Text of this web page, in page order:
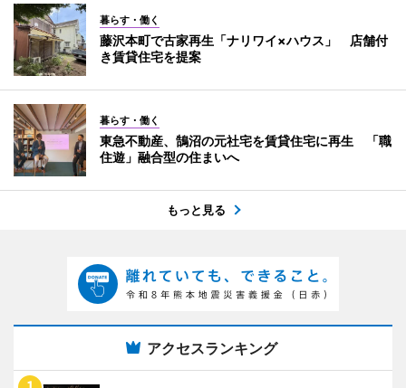
暮らす・働く
藤沢本町で古家再生「ナリワイ×ハウス」 店舗付
き賃貸住宅を提案
暮らす・働く
東急不動産、鵠沼の元社宅を賃貸住宅に再生 「職
住遊」融合型の住まいへ
もっと見る
アクセスランキング